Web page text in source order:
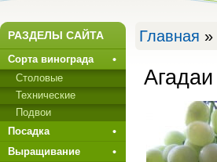
Главная »
Агадаи
РАЗДЕЛЫ САЙТА
Сорта винограда
Столовые
Технические
Подвои
Посадка
Выращивание